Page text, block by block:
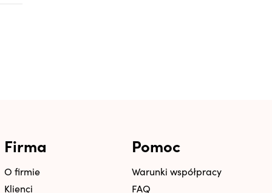
Firma
O firmie
Klienci
Pomoc
Warunki współpracy
FAQ